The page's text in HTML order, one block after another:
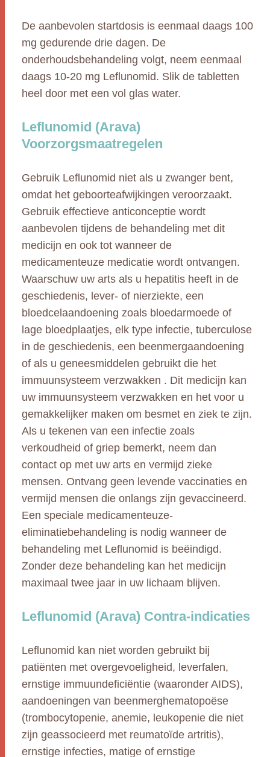
De aanbevolen startdosis is eenmaal daags 100
mg gedurende drie dagen. De
onderhoudsbehandeling volgt, neem eenmaal
daags 10-20 mg Leflunomid. Slik de tabletten
heel door met een vol glas water.
Leflunomid (Arava)
Voorzorgsmaatregelen
Gebruik Leflunomid niet als u zwanger bent,
omdat het geboorteafwijkingen veroorzaakt.
Gebruik effectieve anticonceptie wordt
aanbevolen tijdens de behandeling met dit
medicijn en ook tot wanneer de
medicamenteuze medicatie wordt ontvangen.
Waarschuw uw arts als u hepatitis heeft in de
geschiedenis, lever- of nierziekte, een
bloedcelaandoening zoals bloedarmoede of
lage bloedplaatjes, elk type infectie, tuberculose
in de geschiedenis, een beenmergaandoening
of als u geneesmiddelen gebruikt die het
immuunsysteem verzwakken . Dit medicijn kan
uw immuunsysteem verzwakken en het voor u
gemakkelijker maken om besmet en ziek te zijn.
Als u tekenen van een infectie zoals
verkoudheid of griep bemerkt, neem dan
contact op met uw arts en vermijd zieke
mensen. Ontvang geen levende vaccinaties en
vermijd mensen die onlangs zijn gevaccineerd.
Een speciale medicamenteuze-
eliminatiebehandeling is nodig wanneer de
behandeling met Leflunomid is beëindigd.
Zonder deze behandeling kan het medicijn
maximaal twee jaar in uw lichaam blijven.
Leflunomid (Arava) Contra-indicaties
Leflunomid kan niet worden gebruikt bij
patiënten met overgevoeligheid, leverfalen,
ernstige immuundeficiëntie (waaronder AIDS),
aandoeningen van beenmerghematopoëse
(trombocytopenie, anemie, leukopenie die niet
zijn geassocieerd met reumatoïde artritis),
ernstige infecties, matige of ernstige